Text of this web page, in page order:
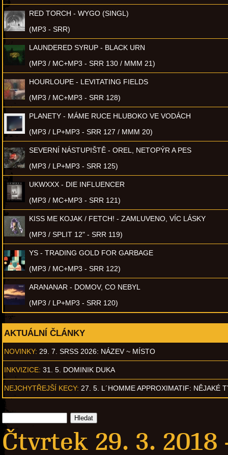
RED TORCH - WYGO (SINGL)
(MP3 - SRR)
LAUNDERED SYRUP - BLACK URN
(MP3 / MC+MP3 - SRR 130 / MMM 21)
HOURLOUPE - LEVITATING FIELDS
(MP3 / MC+MP3 - SRR 128)
PLANETY - MÁME RUCE HLUBOKO VE VODÁCH
(MP3 / LP+MP3 - SRR 127 / MMM 20)
SEVERNÍ NÁSTUPIŠTĚ - OREL, NETOPÝR A PES
(MP3 / LP+MP3 - SRR 125)
UKWXXX - DIE INFLUENCER
(MP3 / MC+MP3 - SRR 121)
KISS ME KOJAK / FETCH! - ZAMLUVENO, VÍC LÁSKY
(MP3 / SPLIT 12" - SRR 119)
YS - TRADING GOLD FOR GARBAGE
(MP3 / MC+MP3 - SRR 122)
ARANANAR - DOMOV, CO NEBYL
(MP3 / LP+MP3 - SRR 120)
AKTUÁLNÍ ČLÁNKY
NOVINKY: 29. 7. SRSS 2026: NÁZEV ~ MÍSTO
INKVIZICE: 31. 5. DOMINIK DUKA
NEJCHYTŘEJŠÍ KECY: 27. 5. L´HOMME APPROXIMATIF: NĚJAKÉ
Čtvrtek 29. 3.